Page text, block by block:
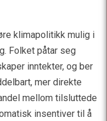
klimapolitikk mulig i
Folket påtar seg
inntekter, og ber
mer direkte
mellom tilsluttede
insentiver til å